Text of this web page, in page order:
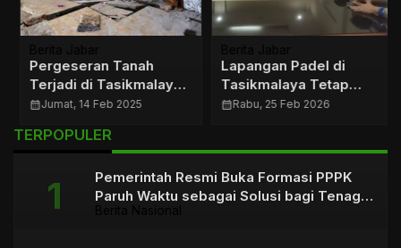
Pergeseran Tanah
Terjadi di Tasikmalaya,
Warga Diminta Waspada
calendar_monthJumat, 14 Feb 2025
Lapangan Padel di
Tasikmalaya Tetap
Beroperasi, Izin Dikebut
calendar_monthRabu, 25 Feb 2026
TERPOPULER
Pemerintah Resmi Buka Formasi PPPK
Paruh Waktu sebagai Solusi bagi Tenaga